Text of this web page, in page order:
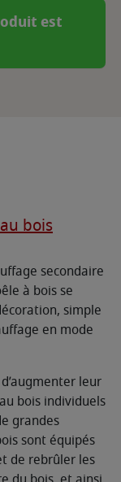
est
bois
secondaire
à bois se
simple
en mode
leur
bois individuels
grandes
sont équipés
de rebrûler les